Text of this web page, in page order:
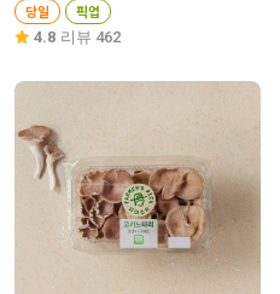
당일 픽업
4.8 리뷰 462